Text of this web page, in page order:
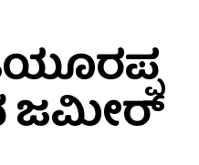
ಜಮೀರ್